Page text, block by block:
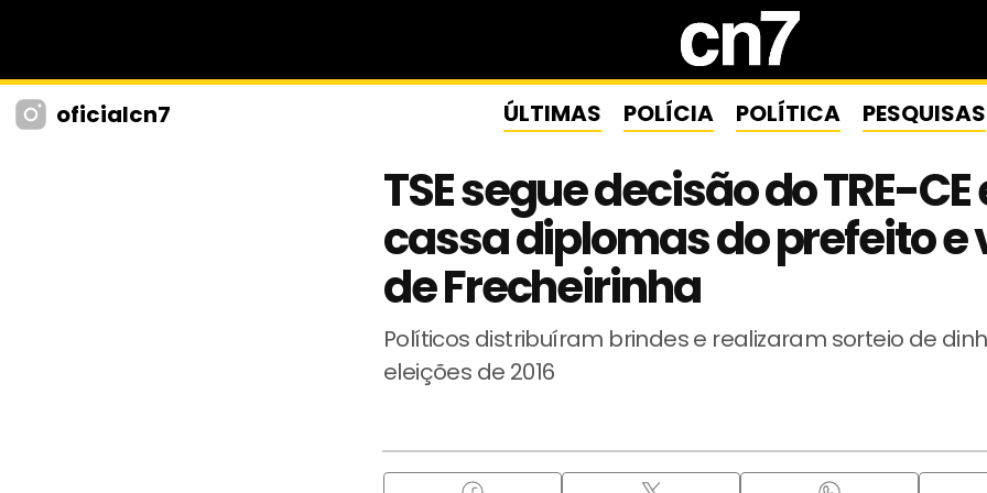
oficialcn7 ÚLTIMAS POLÍCIA POLÍTICA PESQUISAS
TSE segue decisão do TRE-CE
cassa diplomas do prefeito e
de Frecheirinha
Políticos distribuíram brindes e realizaram sorteio de
eleições de 2016